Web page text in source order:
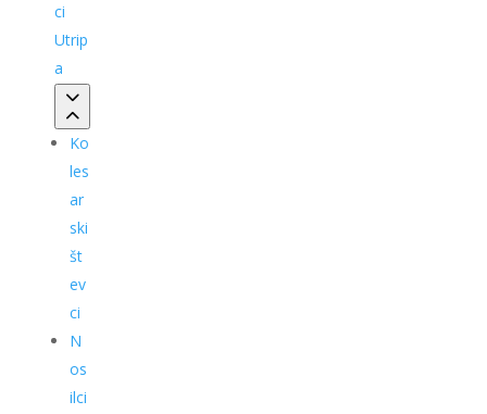
ci
Utrip
a
Ko
les
ar
ski
št
ev
ci
N
os
ilci